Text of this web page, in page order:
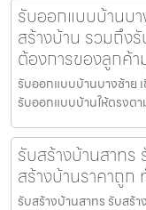
รับออกแบบบ้านบ
สร้างบ้าน รวมถึง
ต้องการของลูกค้
รับออกแบบบ้านบางซ้าย
รับออกแบบบ้านให้ตรงต
รับสร้างบ้านสาทร
สร้างบ้านราคาถูก
รับสร้างบ้านสาทร รับสร้า